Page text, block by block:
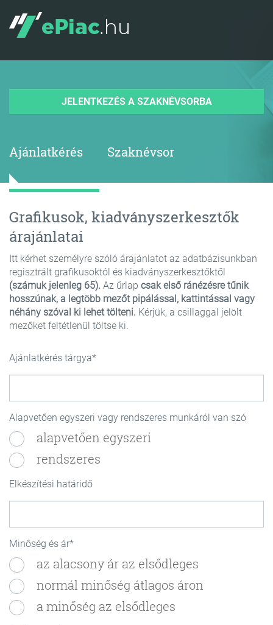
Ajánlatkérés Szaknévsor
JELENTKEZÉS A SZAKNÉVSORBA
Grafikusok, kiadványszerkesztők
árajánlatai
Itt kérhet személyre szóló árajánlatot az adatbázisunkban
regisztrált grafikusoktól és kiadványszerkesztőktől
(számuk jelenleg 65). Az űrlap csak első ránézésre tűnik
hosszúnak, a legtöbb mezőt pipálással, kattintással vagy
néhány szóval ki lehet tölteni. Kérjük, a csillaggal jelölt
mezőket feltétlenül töltse ki.
Ajánlatkérés tárgya
Alapvetően egyszeri vagy rendszeres munkáról van szó
alapvetően egyszeri
rendszeres
Elkészítési határidő
Minőség és ár
az alacsony ár az elsődleges
normál minőség átlagos áron
a minőség az elsődleges